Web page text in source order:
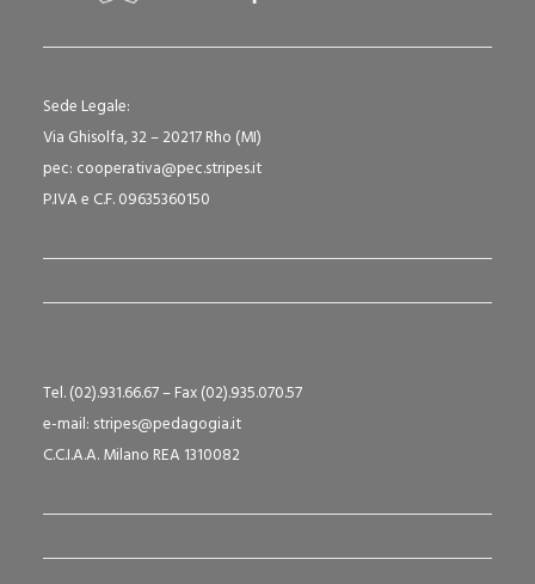
Sede Legale:
Via Ghisolfa, 32 – 20217 Rho (MI)
pec: cooperativa@pec.stripes.it
P.IVA e C.F. 09635360150
Tel. (02).931.66.67 – Fax (02).935.070.57
e-mail: stripes@pedagogia.it
C.C.I.A.A. Milano REA 1310082